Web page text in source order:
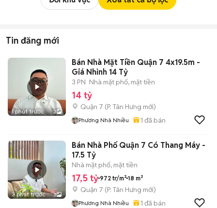
Tin đăng mới
1 phút trước 3
Bán Nhà Mặt Tiền Quận 7 4x19.5m -
Giá Nhỉnh 14 Tỷ
3 PN Nhà mặt phố, mặt tiền
14 tỷ
Quận 7 (P. Tân Hưng mới)
Phương Nhà Nhiều 1 đã bán
3 phút trước 3
Bán Nhà Phố Quận 7 Có Thang Máy -
17.5 Tỷ
Nhà mặt phố, mặt tiền
17,5 tỷ 972 tr/m² 18 m²
Quận 7 (P. Tân Hưng mới)
Phương Nhà Nhiều 1 đã bán